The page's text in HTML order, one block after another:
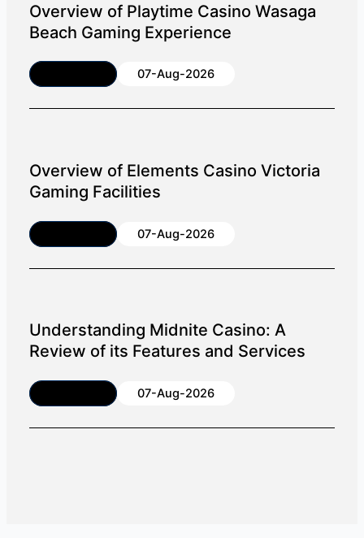
Overview of Playtime Casino Wasaga
Beach Gaming Experience
07-Aug-2026
Overview of Elements Casino Victoria
Gaming Facilities
07-Aug-2026
Understanding Midnite Casino: A
Review of its Features and Services
07-Aug-2026